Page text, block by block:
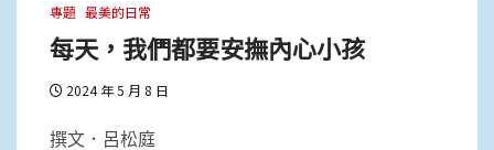
專題 最美的日常
每天，我們都要安撫內心小孩
2024 年 5 月 8 日
撰文．呂松庭